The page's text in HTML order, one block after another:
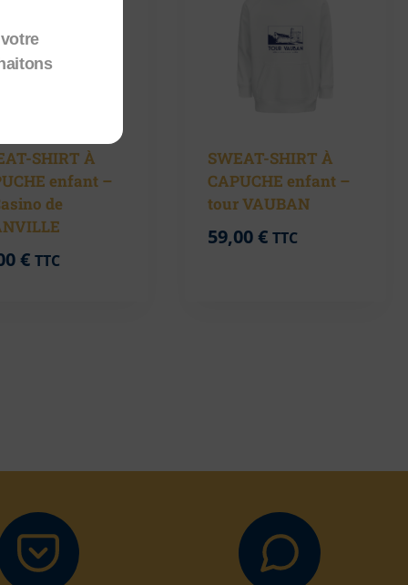
SHIRT À
enfant –
de
€ TTC
SWEAT-SHIRT À
CAPUCHE enfant –
tour VAUBAN
59,00€ TTC